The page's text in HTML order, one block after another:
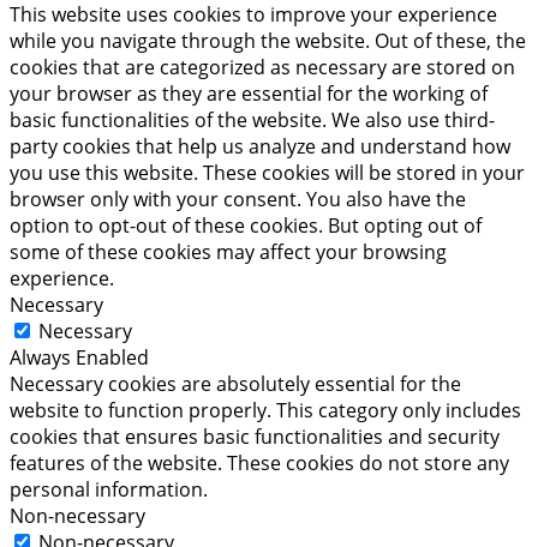
This website uses cookies to improve your experience
while you navigate through the website. Out of these, the
cookies that are categorized as necessary are stored on
your browser as they are essential for the working of
basic functionalities of the website. We also use third-
party cookies that help us analyze and understand how
you use this website. These cookies will be stored in your
browser only with your consent. You also have the
option to opt-out of these cookies. But opting out of
some of these cookies may affect your browsing
experience.
Necessary
Necessary
Always Enabled
Necessary cookies are absolutely essential for the
website to function properly. This category only includes
cookies that ensures basic functionalities and security
features of the website. These cookies do not store any
personal information.
Non-necessary